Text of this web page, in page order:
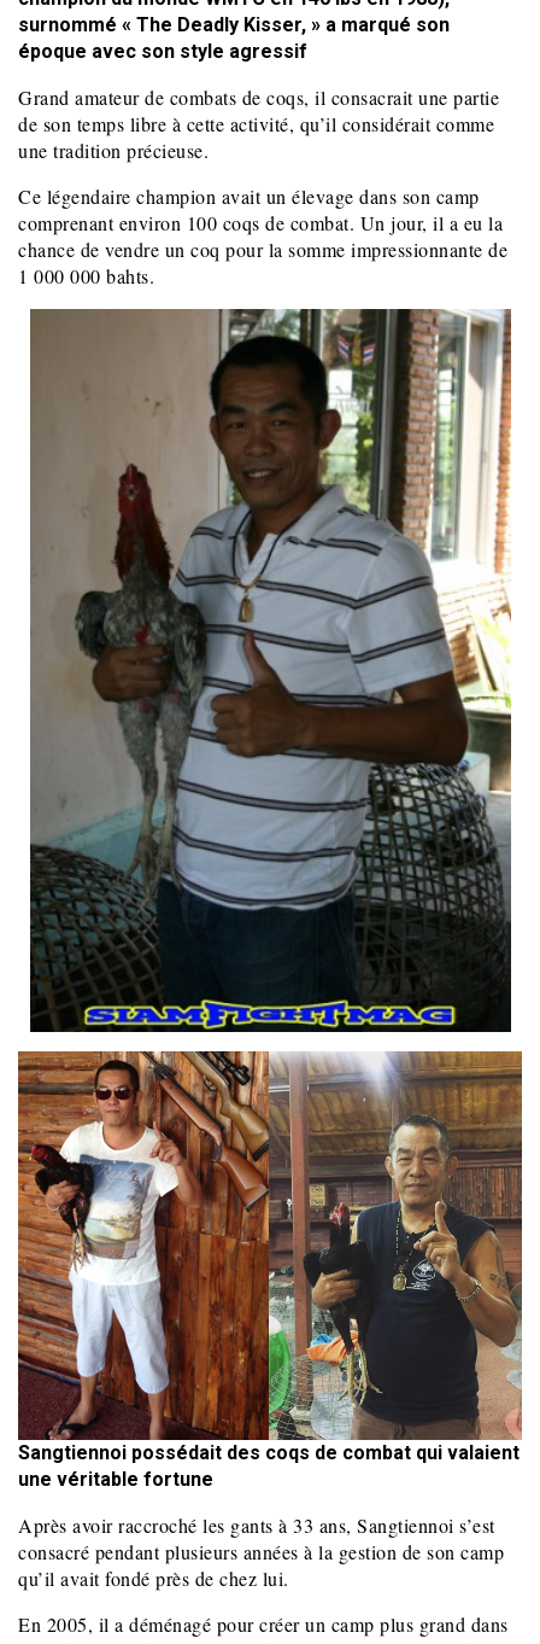
surnommé « The Deadly Kisser, » a marqué son
époque avec son style agressif
Grand amateur de combats de coqs, il consacrait une partie
de son temps libre à cette activité, qu’il considérait comme
une tradition précieuse.
Ce légendaire champion avait un élevage dans son camp
comprenant environ 100 coqs de combat. Un jour, il a eu la
chance de vendre un coq pour la somme impressionnante de
1 000 000 bahts.
Sangtiennoi possédait des coqs de combat qui valaient
une véritable fortune
Après avoir raccroché les gants à 33 ans, Sangtiennoi s’est
consacré pendant plusieurs années à la gestion de son camp
qu’il avait fondé près de chez lui.
En 2005, il a déménagé pour créer un camp plus grand dans